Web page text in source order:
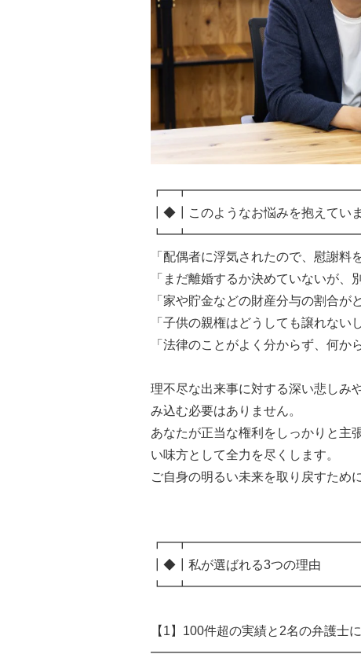
┃◆┃このようなお悩みを抱えてい
「配偶者に浮気されたので、慰謝料
「まだ離婚するか決めていないが、
「家や貯金などの財産分与の割合が
「子供の親権はどうしても譲れない
「法律のことがよく分からず、何か
理不尽な出来事に対する深い悲しみ
み込む必要はありません。
あなたが正当な権利をしっかりと主
い味方として全力を尽くします。
ご自身の明るい未来を取り戻すため
┃◆┃私が選ばれる3つの理由
【1】100件超の実績と2名の弁護士